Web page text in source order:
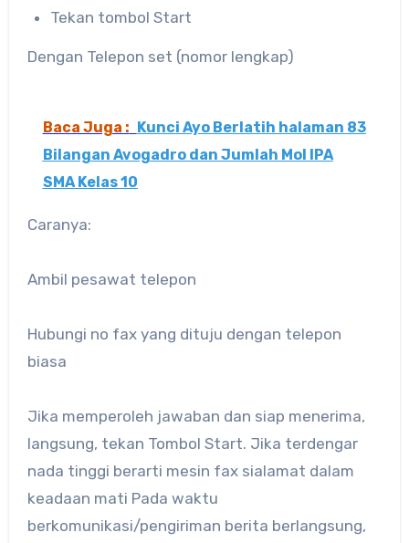
Tekan tombol Start
Dengan Telepon set (nomor lengkap)
Baca Juga :
Kunci Ayo Berlatih halaman 83
Bilangan Avogadro dan Jumlah Mol IPA
SMA Kelas 10
Caranya:
Ambil pesawat telepon
Hubungi no fax yang dituju dengan telepon
biasa
Jika memperoleh jawaban dan siap menerima,
langsung, tekan Tombol Start. Jika terdengar
nada tinggi berarti mesin fax sialamat dalam
keadaan mati Pada waktu
berkomunikasi/pengiriman berita berlangsung,